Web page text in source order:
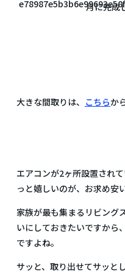
月に完成
大きな間取りは、 こちらか
エアコンが2ヶ所設置され
っと嬉しいのが、お求め安
家族が最も集まるリビング
いにしておきたいですから
ですよね。
サッと、取り出せてサッと